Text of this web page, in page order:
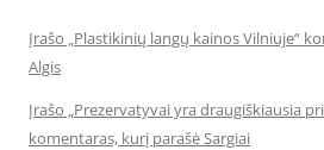
Įrašo „Plastikinių langų kainos Vilniuje“
Algis
Įrašo „Prezervatyvai yra draugiškiausia
komentaras, kurį parašė Sargiai